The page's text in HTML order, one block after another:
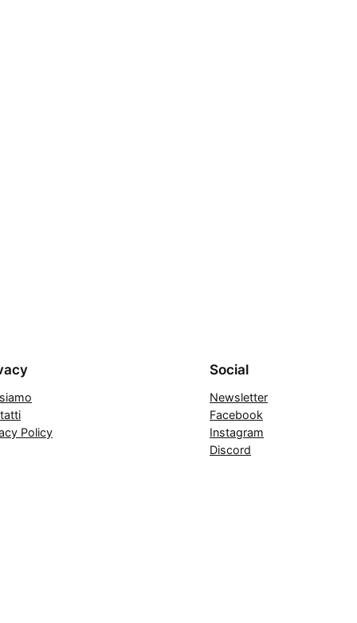
Policy
Social
Newsletter
Facebook
Instagram
Discord